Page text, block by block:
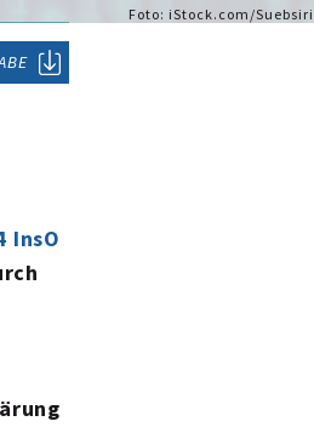
Foto: iStock.com/Suebsiri
InsO